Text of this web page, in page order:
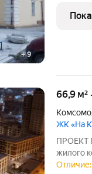
+9
66,9
ЖК «На
ПРОЕКТ
жилого